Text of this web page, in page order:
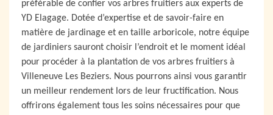
préférable de confier vos arbres fruitiers aux experts de
YD Elagage. Dotée d’expertise et de savoir-faire en
matière de jardinage et en taille arboricole, notre équipe
de jardiniers sauront choisir l’endroit et le moment idéal
pour procéder à la plantation de vos arbres fruitiers à
Villeneuve Les Beziers. Nous pourrons ainsi vous garantir
un meilleur rendement lors de leur fructification. Nous
offrirons également tous les soins nécessaires pour que